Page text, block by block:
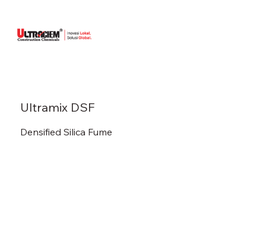
Ultramix DSF
Densified Silica Fume